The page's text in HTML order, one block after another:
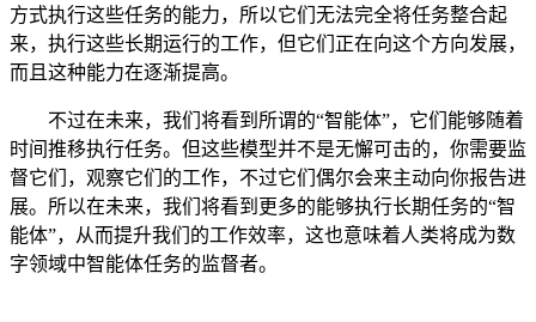
方式执行这些任务的能力，所以它们无法完全将任务整合起
来，执行这些长期运行的工作，但它们正在向这个方向发展，
而且这种能力在逐渐提高。
不过在未来，我们将看到所谓的“智能体”，它们能够随着
时间推移执行任务。但这些模型并不是无懈可击的，你需要监
督它们，观察它们的工作，不过它们偶尔会来主动向你报告进
展。所以在未来，我们将看到更多的能够执行长期任务的“智
能体”，从而提升我们的工作效率，这也意味着人类将成为数
字领域中智能体任务的监督者。